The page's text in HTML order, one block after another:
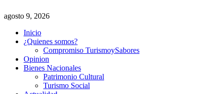
agosto 9, 2026
Inicio
¿Quienes somos?
Compromiso TurismoySabores
Opinion
Bienes Nacionales
Patrimonio Cultural
Turismo Social